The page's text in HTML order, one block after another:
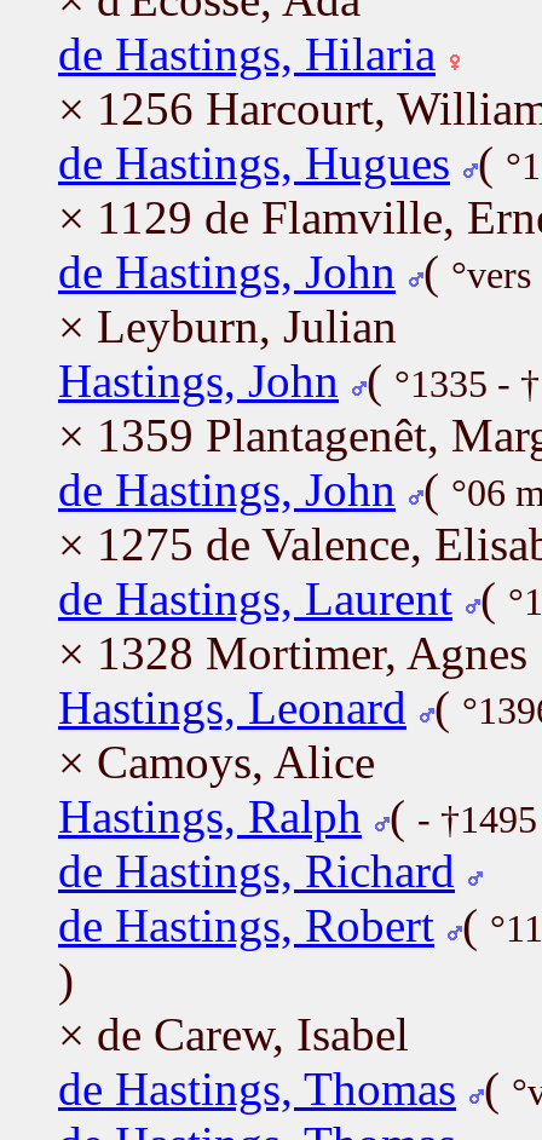
de Hastings, Hilaria
× 1256 Harcourt,
de Hastings, Hugues (
× 1129 de Flamville,
de Hastings, John
(
× Leyburn, Julian
Hastings, John
( °1335 -
× 1359 Plantagenêt,
de Hastings, John
( °06
× 1275 de Valence,
de Hastings, Laurent (
× 1328 Mortimer, Agnes
Hastings, Leonard
(
× Camoys, Alice
Hastings, Ralph
( - †1495
de Hastings, Richard
de Hastings, Robert (
)
× de Carew, Isabel
de Hastings, Thomas (